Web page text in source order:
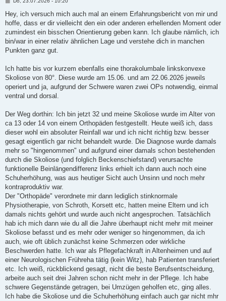
i
r
a
Hey, ich versuch mich auch mal an einem Erfahrungsbericht von mir und
hoffe, dass er dir vielleicht den ein oder anderen erhellenden Moment oder
zumindest ein bisschen Orientierung geben kann. Ich glaube nämlich, ich
bin/war in einer relativ ähnlichen Lage und verstehe dich in manchen
Punkten ganz gut.
Ich hatte bis vor kurzem ebenfalls eine thorakolumbale linkskonvexe
Skoliose von 80°. Diese wurde am 15.06. und am 22.06.2026 jeweils
operiert und ja, aufgrund der Schwere waren zwei OPs notwendig, einmal
ventral und dorsal.
Der Weg dorthin: Ich bin jetzt 32 und meine Skoliose wurde im Alter von
ca 13 oder 14 von einem Orthopäden festgestellt. Heute weiß ich, dass
dieser wohl ein absoluter Reinfall war und ich nicht richtig bzw. besser
gesagt eigentlich gar nicht behandelt wurde. Die Diagnose wurde damals
mehr so "hingenommen" und aufgrund einer damals schon bestehenden
durch die Skoliose (und folglich Beckenschiefstand) verursachte
funktionelle Beinlängendifferenz links erhielt ich dann auch noch eine
Schuherhöhung, was aus heutiger Sicht auch Unsinn und noch mehr
kontraproduktiv war.
Der "Orthopäde" verordnete mir dann lediglich stinknormale
Physiotherapie, von Schroth, Korsett etc, hatten meine Eltern und ich
damals nichts gehört und wurde auch nicht angesprochen. Tatsächlich
hab ich mich dann wie du all die Jahre überhaupt nicht mehr mit meiner
Skoliose befasst und es mehr oder weniger so hingenommen, da ich
auch, wie oft üblich zunächst keine Schmerzen oder wirkliche
Beschwerden hatte. Ich war als Pflegefachkraft in Altenheimen und auf
einer Neurologischen Frühreha tätig (kein Witz), hab Patienten transferiert
etc. Ich weiß, rückblickend gesagt, nicht die beste Berufsentscheidung,
arbeite auch seit drei Jahren schon nicht mehr in der Pflege. Ich habe
schwere Gegenstände getragen, bei Umzügen geholfen etc, ging alles.
Ich habe die Skoliose und die Schuherhöhung einfach auch gar nicht mhr